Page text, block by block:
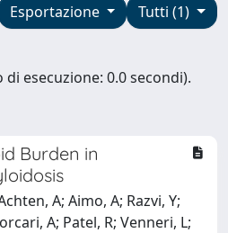
Tutti (1)
Esportazione
esecuzione: 0.0 secondi).
Burden in
A; Aimo, A; Razvi, Y;
A; Patel, R; Venneri, L;